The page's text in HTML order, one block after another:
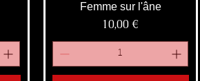
Femme sur l'âne
Prix
10,00 €